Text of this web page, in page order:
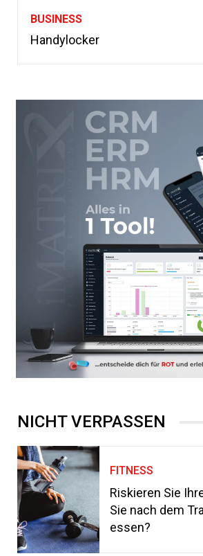
BUSINESS
Handylocker
NICHT VERPASSEN
FITNESS
Riskieren Sie
Sie nach dem
essen?